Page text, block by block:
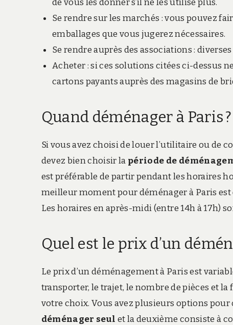
de vous les donner s’il ne les utilise plus.
Se rendre sur les marchés : vous pouvez
emballages que vous jugerez nécessaires.
Se rendre auprès des associations :
Acheter : si ces solutions citées ci-dessus
cartons payants auprès des magasins de
Quand déménager à Paris ?
Si vous avez choisi de louer l’utilitaire ou de
devez bien choisir la période de
est préférable de partir pendant les horaires
meilleur moment pour déménager à Paris
Les horaires en après-midi (entre 14h à 17h)
Quel est le prix d’un
Le prix d’un déménagement à Paris est
transporter, le trajet, le nombre de pièces et
votre choix. Vous avez plusieurs options
déménager seul et la deuxième consiste à